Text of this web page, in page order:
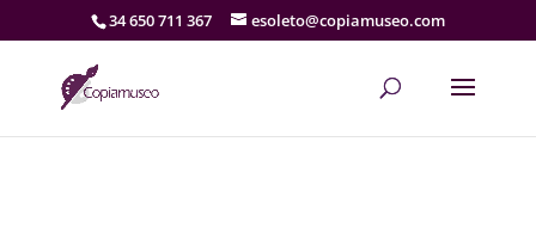
34 650 711 367 esoleto@copiamuseo.com